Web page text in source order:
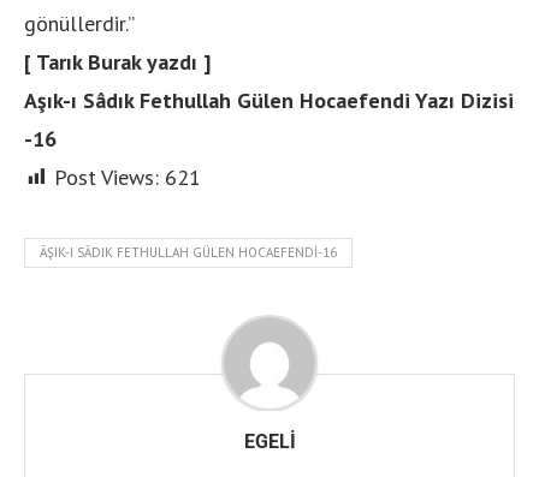
gönüllerdir.”
[ Tarık Burak yazdı ]
Aşık-ı Sâdık Fethullah Gülen Hocaefendi Yazı Dizisi
-16
Post Views: 621
ÂŞIK-I SÂDIK FETHULLAH GÜLEN HOCAEFENDI-16
EGELI